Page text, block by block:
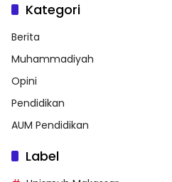
Kategori
Berita
Muhammadiyah
Opini
Pendidikan
AUM Pendidikan
Label